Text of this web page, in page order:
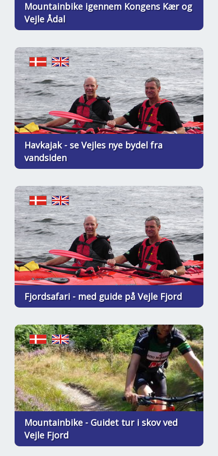
Mountainbike igennem Kongens Kær og
Vejle Ådal
Havkajak - se Vejles nye bydel fra
vandsiden
Fjordsafari - med guide på Vejle Fjord
Mountainbike - Guidet tur i skov ved
Vejle Fjord